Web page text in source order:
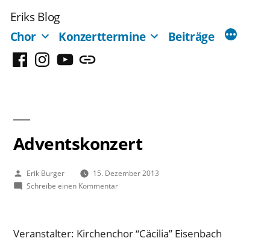
Inhalt
springen
Eriks Blog
Chor
Konzerttermine Beiträge
FacebookInstagram
YouTubeMastodon
Adventskonzert
Veröffentlicht
von
Erik Burger
15. Dezember 2013
Schreibe einen Kommentarzu
Veranstalter: Kirchenchor “Cäcilia” Eisenbach